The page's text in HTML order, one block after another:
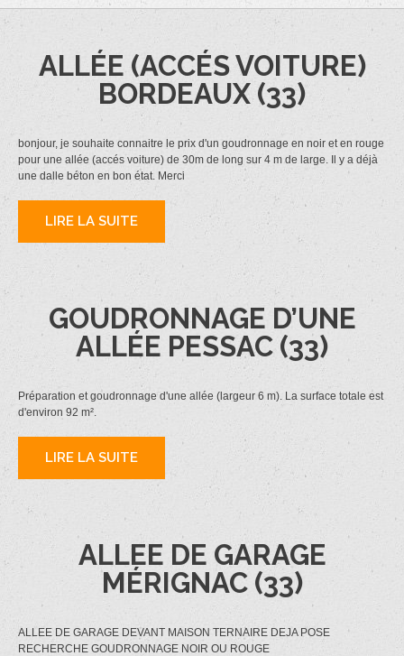
ALLÉE (ACCÉS VOITURE)
BORDEAUX (33)
bonjour, je souhaite connaitre le prix d'un goudronnage en noir et en rouge
pour une allée (accés voiture) de 30m de long sur 4 m de large. Il y a déjà
une dalle béton en bon état. Merci
LIRE LA SUITE
GOUDRONNAGE D’UNE
ALLÉE PESSAC (33)
Préparation et goudronnage d'une allée (largeur 6 m). La surface totale est
d'environ 92 m².
LIRE LA SUITE
ALLEE DE GARAGE
MÉRIGNAC (33)
ALLEE DE GARAGE DEVANT MAISON TERNAIRE DEJA POSE
RECHERCHE GOUDRONNAGE NOIR OU ROUGE